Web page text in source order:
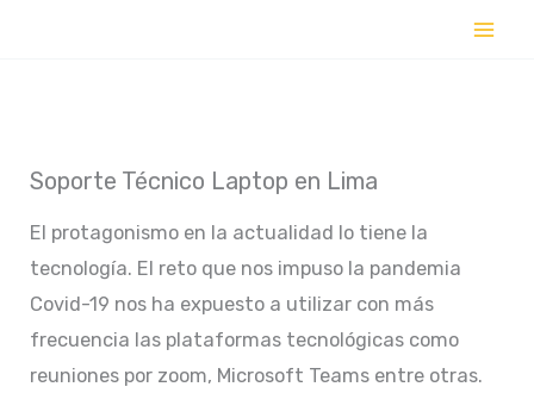
Soporte Técnico Laptop en Lima
El protagonismo en la actualidad lo tiene la
tecnología. El reto que nos impuso la pandemia
Covid-19 nos ha expuesto a utilizar con más
frecuencia las plataformas tecnológicas como
reuniones por zoom, Microsoft Teams entre otras.